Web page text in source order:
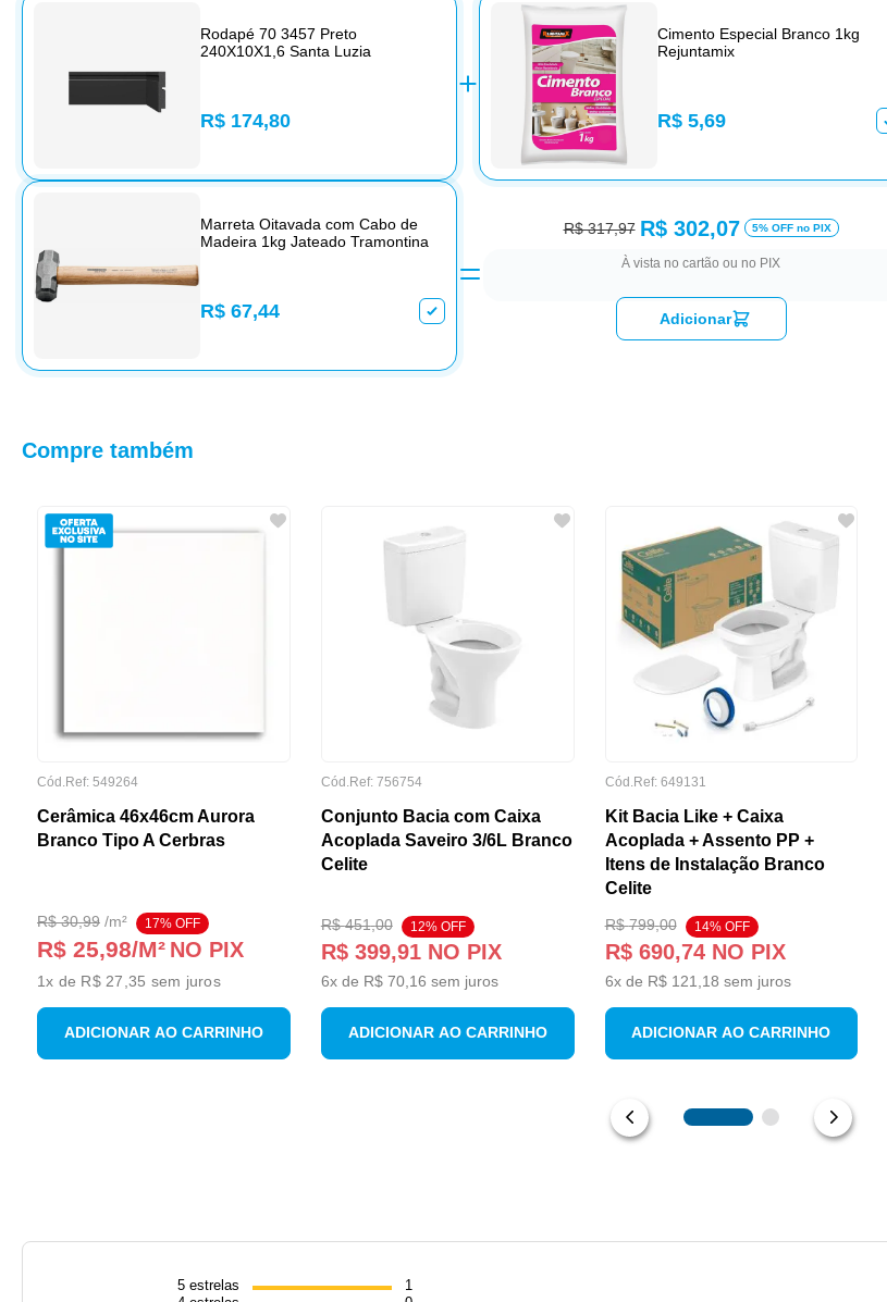
Rodapé 70 3457 Preto
240X10X1,6 Santa Luzia
R$ 174,80
Cimento Especial Branco 1kg
Rejuntamix
R$ 5,69
Marreta Oitavada com Cabo de
Madeira 1kg Jateado Tramontina
R$ 67,44
R$ 317,97 R$ 302,07 5% OFF no PIX
À vista no cartão ou no PIX
Adicionar
Compre também
Cód.Ref: 549264
Cerâmica 46x46cm Aurora
Branco Tipo A Cerbras
R$ 30,99/m² 17% OFF
R$ 25,98/M² NO PIX
1x de R$ 27,35 sem juros
ADICIONAR AO CARRINHO
Cód.Ref: 756754
Conjunto Bacia com Caixa
Acoplada Saveiro 3/6L Branco
Celite
R$ 451,00 12% OFF
R$ 399,91NO PIX
6x de R$ 70, 16 sem juros
ADICIONAR AO CARRINHO
Cód.Ref: 649131
Kit Bacia Like + Caixa
Acoplada + Assento PP +
Itens de Instalação Branco
Celite
R$ 799,00 14% OFF
R$ 690,74NO PIX
6x de R$ 121 18 sem juros
ADICIONAR AO CARRINHO
5 estrelas
1